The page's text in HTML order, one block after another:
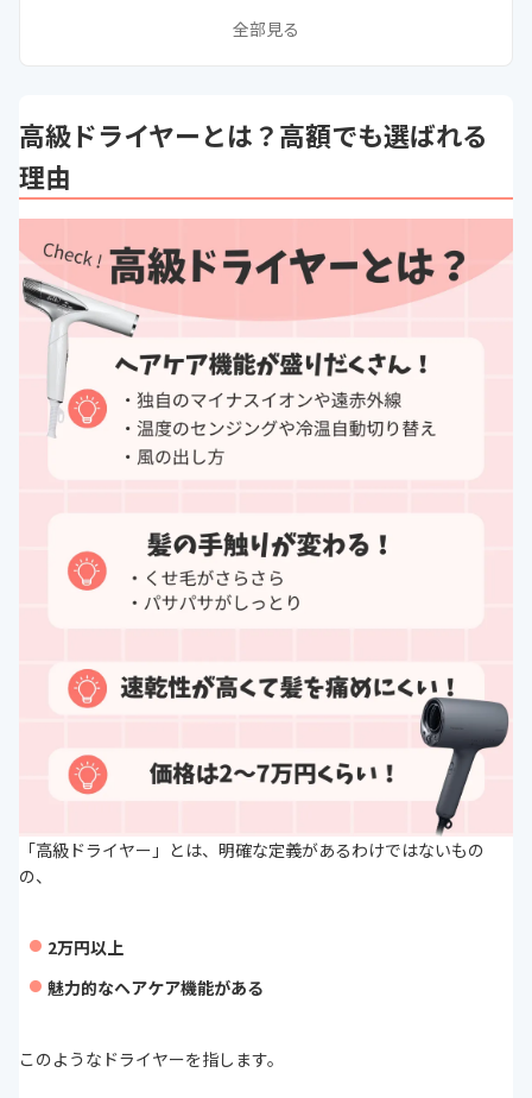
全部見る
高級ドライヤーとは？高額でも選ばれる
理由
「高級ドライヤー」とは、明確な定義があるわけではないもの
の、
2万円以上
魅力的なヘアケア機能がある
このようなドライヤーを指します。